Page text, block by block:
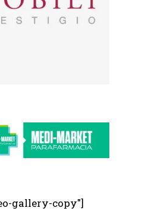
gallery-copy"]